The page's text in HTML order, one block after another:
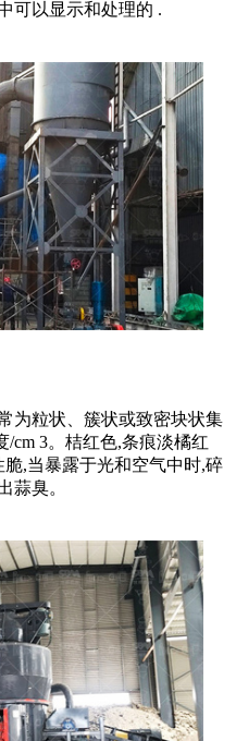
可以显示和处理的 .
为粒状、簇状或致密块状集
/cm 3。桔红色,条痕淡橘红
,当暴露于光和空气中时,碎
蒜臭。